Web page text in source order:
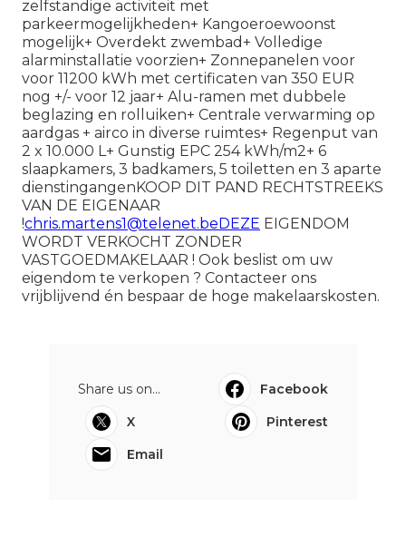
zelfstandige activiteit met
parkeermogelijkheden+ Kangoeroewoonst
mogelijk+ Overdekt zwembad+ Volledige
alarminstallatie voorzien+ Zonnepanelen voor
voor 11200 kWh met certificaten van 350 EUR
nog +/- voor 12 jaar+ Alu-ramen met dubbele
beglazing en rolluiken+ Centrale verwarming op
aardgas + airco in diverse ruimtes+ Regenput van
2 x 10.000 L+ Gunstig EPC 254 kWh/m2+ 6
slaapkamers, 3 badkamers, 5 toiletten en 3 aparte
dienstingangenKOOP DIT PAND RECHTSTREEKS
VAN DE EIGENAAR
!chris.martens1@telenet.beDEZE EIGENDOM
WORDT VERKOCHT ZONDER
VASTGOEDMAKELAAR ! Ook beslist om uw
eigendom te verkopen ? Contacteer ons
vrijblijvend én bespaar de hoge makelaarskosten.
Share us on...
Facebook
X
Pinterest
Email